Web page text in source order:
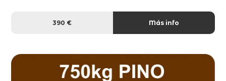
390 € Más info